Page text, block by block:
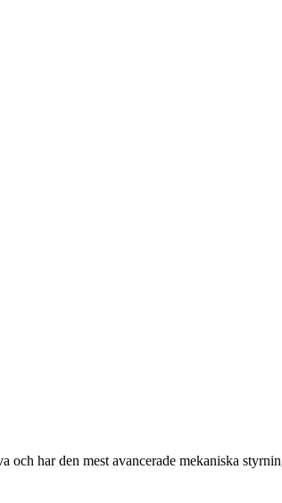
har den mest avancerade mekaniska